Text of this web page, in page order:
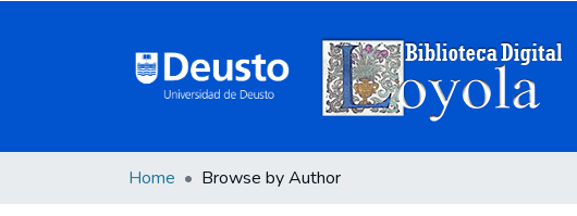
Home Browse by Author